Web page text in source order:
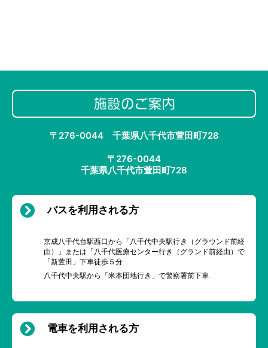
〒276-0044 千葉県八千代市萱田町728
〒276-0044
千葉県八千代市萱田町728
バスを利用される方
京成八千代台駅西口から「八千代中央駅行き（グラウンド前経
由）」または「八千代医療センター行き（グランド前経由）で
「新萱田」下車徒歩５分
八千代中央駅から「米本団地行き」で警察署前下車
電車を利用される方